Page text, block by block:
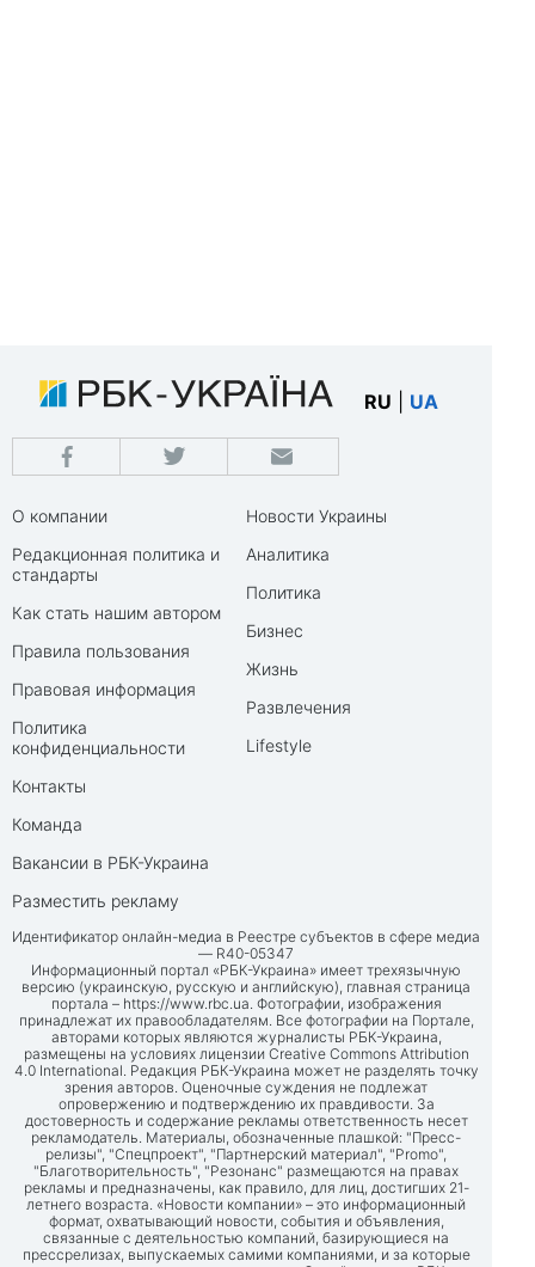
RU UA
О компании
Редакционная политика и
стандарты
Как стать нашим автором
Правила пользования
Правовая информация
Политика
конфиденциальности
Контакты
Команда
Вакансии в РБК-Украина
Разместить рекламу
Новости Украины
Аналитика
Политика
Бизнес
Жизнь
Развлечения
Lifestyle
Идентификатор онлайн-медиа в Реестре субъектов в сфере медиа
— R40-05347
Информационный портал «РБК-Украина» имеет трехязычную
версию (украинскую, русскую и английскую), главная страница
портала – https://www.rbc.ua. Фотографии, изображения
принадлежат их правообладателям. Все фотографии на Портале,
авторами которых являются журналисты РБК-Украина,
размещены на условиях лицензии Creative Commons Attribution
4.0 International. Редакция РБК-Украина может не разделять точку
зрения авторов. Оценочные суждения не подлежат
опровержению и подтверждению их правдивости. За
достоверность и содержание рекламы ответственность несет
рекламодатель. Материалы, обозначенные плашкой: "Пресс-
релизы", "Спецпроект", "Партнерский материал", "Promo",
"Благотворительность", "Резонанс" размещаются на правах
рекламы и предназначены, как правило, для лиц, достигших 21-
летнего возраста. «Новости компании» – это информационный
формат, охватывающий новости, события и объявления,
связанные с деятельностью компаний, базирующиеся на
прессрелизах, выпускаемых самими компаниями, и за которые